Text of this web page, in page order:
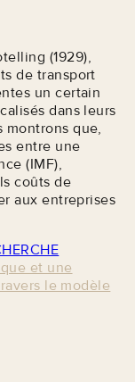
(1929),
de transport
un certain
dans leurs
montrons que,
entre une
(IMF),
coûts de
aux entreprises
et une
le modèle